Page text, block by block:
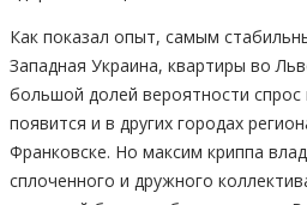
Как показал опыт, самым
Западная Украина, квартиры во
большой долей вероятности
появится и в других городах
Франковске. Но максим криппа
сплоченного и дружного